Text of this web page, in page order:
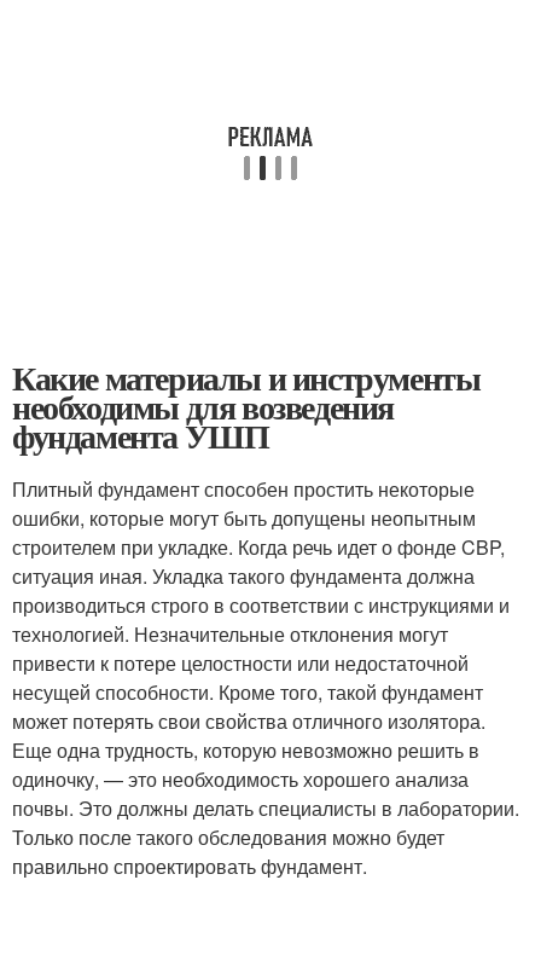
Какие материалы и инструменты
необходимы для возведения
фундамента УШП
Плитный фундамент способен простить некоторые
ошибки, которые могут быть допущены неопытным
строителем при укладке. Когда речь идет о фонде CBP,
ситуация иная. Укладка такого фундамента должна
производиться строго в соответствии с инструкциями и
технологией. Незначительные отклонения могут
привести к потере целостности или недостаточной
несущей способности. Кроме того, такой фундамент
может потерять свои свойства отличного изолятора.
Еще одна трудность, которую невозможно решить в
одиночку, — это необходимость хорошего анализа
почвы. Это должны делать специалисты в лаборатории.
Только после такого обследования можно будет
правильно спроектировать фундамент.